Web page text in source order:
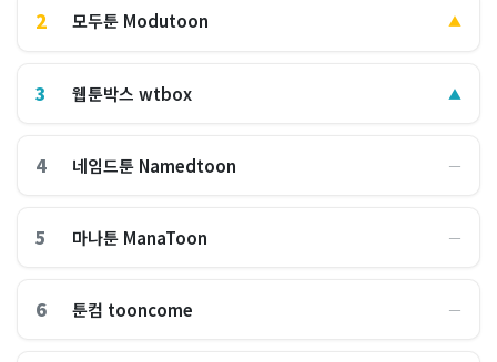
2 모두툰 Modutoon ▲
3 웹툰박스 wtbox ▲
4 네임드툰 Namedtoon ―
5 마나툰 ManaToon ―
6 툰컴 tooncome ―